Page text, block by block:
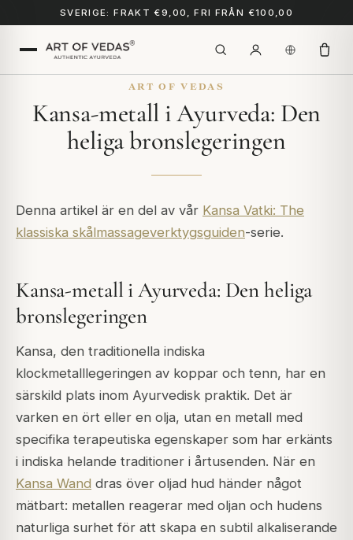
SVERIGE: FRAKT €9,00, FRI FRÅN €100,00
ART OF VEDAS
Kansa-metall i Ayurveda: Den
heliga bronslegeringen
Denna artikel är en del av vår Kansa Vatki: The
klassiska skålmassageverktygsguiden-serie.
Kansa-metall i Ayurveda: Den heliga
bronslegeringen
Kansa, den traditionella indiska
klockmetalllegeringen av koppar och tenn, har en
särskild plats inom Ayurvedisk praktik. Det är
varken en ört eller en olja, utan en metall med
specifika terapeutiska egenskaper som har erkänts
i indiska helande traditioner i årtusenden. När en
Kansa Wand dras över oljad hud händer något
mätbart: metallen reagerar med oljan och hudens
naturliga surhet för att skapa en subtil alkaliserande